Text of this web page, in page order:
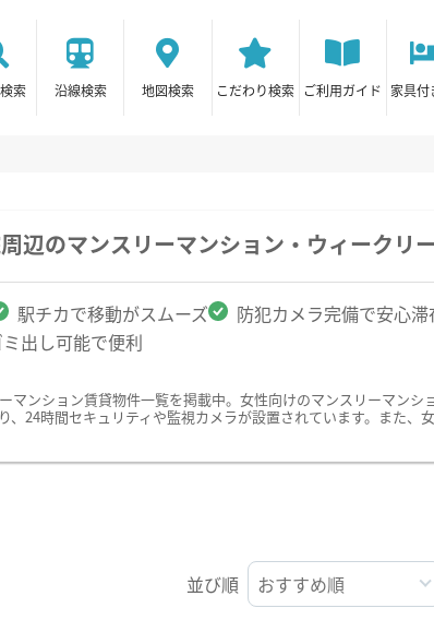
索 沿線検索 地図検索 こだわり検索 ご利用ガイド 家具付
辺のマンスリーマンション・ウィークリ
駅チカで移動がスムーズ 防犯カメラ完備で安心滞
出し可能で便利
ンション賃貸物件一覧を掲載中。女性向けのマンスリーマンシ
24時間セキュリティや監視カメラが設置されています。また、
並び順